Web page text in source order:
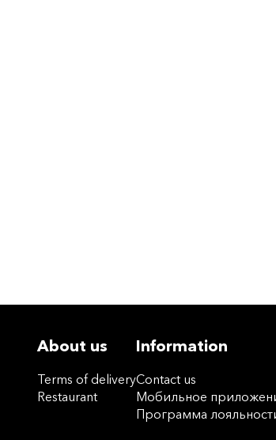
About us
Terms of delivery
Restaurant
Information
Contact us
Мобильное
Программа